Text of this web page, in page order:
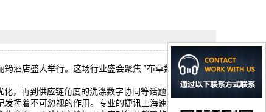
酒店盛大举行。这场行业盛会聚焦 “布草数字生命旅
，再到供应链角度的洗涤数字协同等话题，专家与企
挥着不可忽视的作用。专业的捷讯上海速记团队凭借